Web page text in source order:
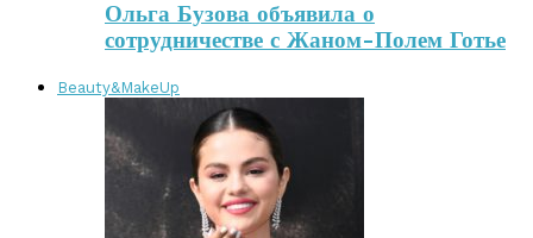
Ольга Бузова объявила о
сотрудничестве с Жаном-Полем Готье
Beauty&MakeUp